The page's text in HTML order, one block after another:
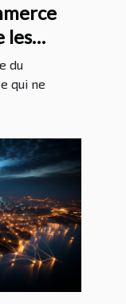
les
pour
du
qui ne